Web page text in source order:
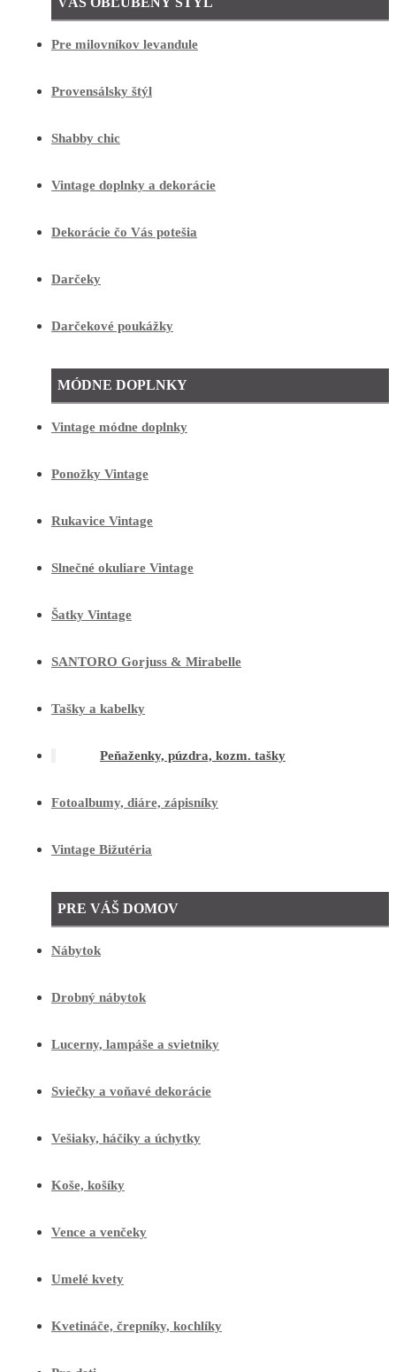
Pre milovníkov levandule
Provensálsky štýl
Shabby chic
Vintage doplnky a dekorácie
Dekorácie čo Vás potešia
Darčeky
Darčekové poukážky
MÓDNE DOPLNKY
Vintage módne doplnky
Ponožky Vintage
Rukavice Vintage
Slnečné okuliare Vintage
Šatky Vintage
SANTORO Gorjuss & Mirabelle
Tašky a kabelky
Peňaženky, púzdra, kozm. tašky
Fotoalbumy, diáre, zápisníky
Vintage Bižutéria
PRE VÁŠ DOMOV
Nábytok
Drobný nábytok
Lucerny, lampáše a svietniky
Sviečky a voňavé dekorácie
Vešiaky, háčiky a úchytky
Koše, košíky
Vence a venčeky
Umelé kvety
Kvetináče, črepníky, kochlíky